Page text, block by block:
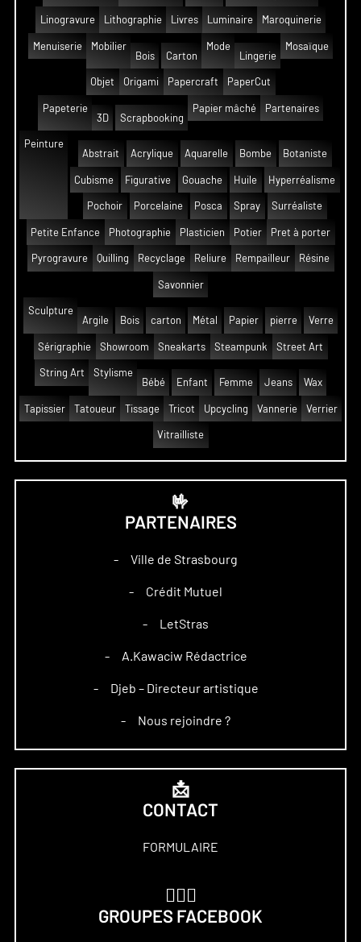
Linogravure Lithographie Livres Luminaire Maroquinerie
Menuiserie
Mobilier
Bois
Carton
Mode
Lingerie
Mosaïque
Objet Origami Papercraft PaperCut
Papeterie
3D
Scrapbooking
Papier mâché Partenaires
Peinture
Abstrait
Acrylique Aquarelle Bombe Botaniste
Cubisme Figurative Gouache Huile Hyperréalisme
Pochoir Porcelaine Posca Spray Surréaliste
Petite Enfance Photographie Plasticien Potier Pret à porter
Pyrogravure Quilling Recyclage Reliure Rempailleur Résine
Savonnier
Sculpture
Argile
Bois carton Métal Papier pierre Verre
Sérigraphie Showroom Sneakarts Steampunk Street Art
String Art
Stylisme
Bébé
Enfant Femme Jeans Wax
Tapissier Tatoueur Tissage Tricot Upcycling Vannerie Verrier
Vitrailliste
🤟
PARTENAIRES
– Ville de Strasbourg
– Crédit Mutuel
– LetStras
– A.Kawaciw Rédactrice
– Djeb – Directeur artistique
– Nous rejoindre ?
📩
CONTACT
FORMULAIRE
GROUPES FACEBOOK